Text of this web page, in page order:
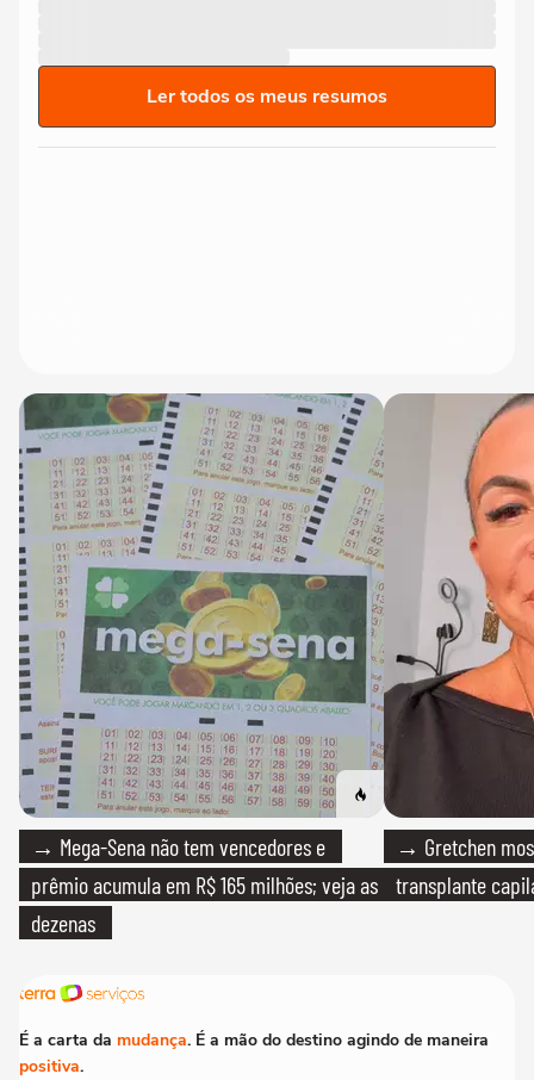
Ler todos os meus resumos
→ Mega-Sena não tem vencedores e
prêmio acumula em R$ 165 milhões; veja as
dezenas
→ Gretchen
transplante
É a carta da mudança. É a mão do destino agindo de maneira
positiva.